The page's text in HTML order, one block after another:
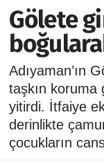
Gölete
Adıyaman’ın
taşkın koruma
yitirdi. İtfaiye
derinlikte
çocukların
GENEL
EKONOMİ
SİYASET
SPOR
İzmir Trafik
Puan
Tüm
Son Dakika